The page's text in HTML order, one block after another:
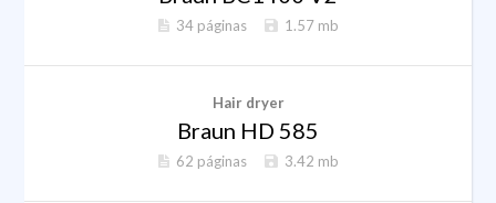
34 páginas 1.57 mb
Hair dryer
Braun HD 585
62 páginas 3.42 mb